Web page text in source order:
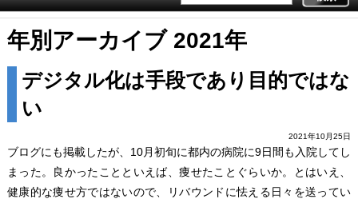
年別アーカイブ 2021年
デジタル化は手段であり目的ではな
い
2021年10月25日
ブログにも掲載したが、10月初旬に都内の病院に9日間も入院してし
まった。良かったことといえば、痩せたことぐらいか。とはいえ、
健康的な痩せ方ではないので、リバウンドに怯える日々を送ってい